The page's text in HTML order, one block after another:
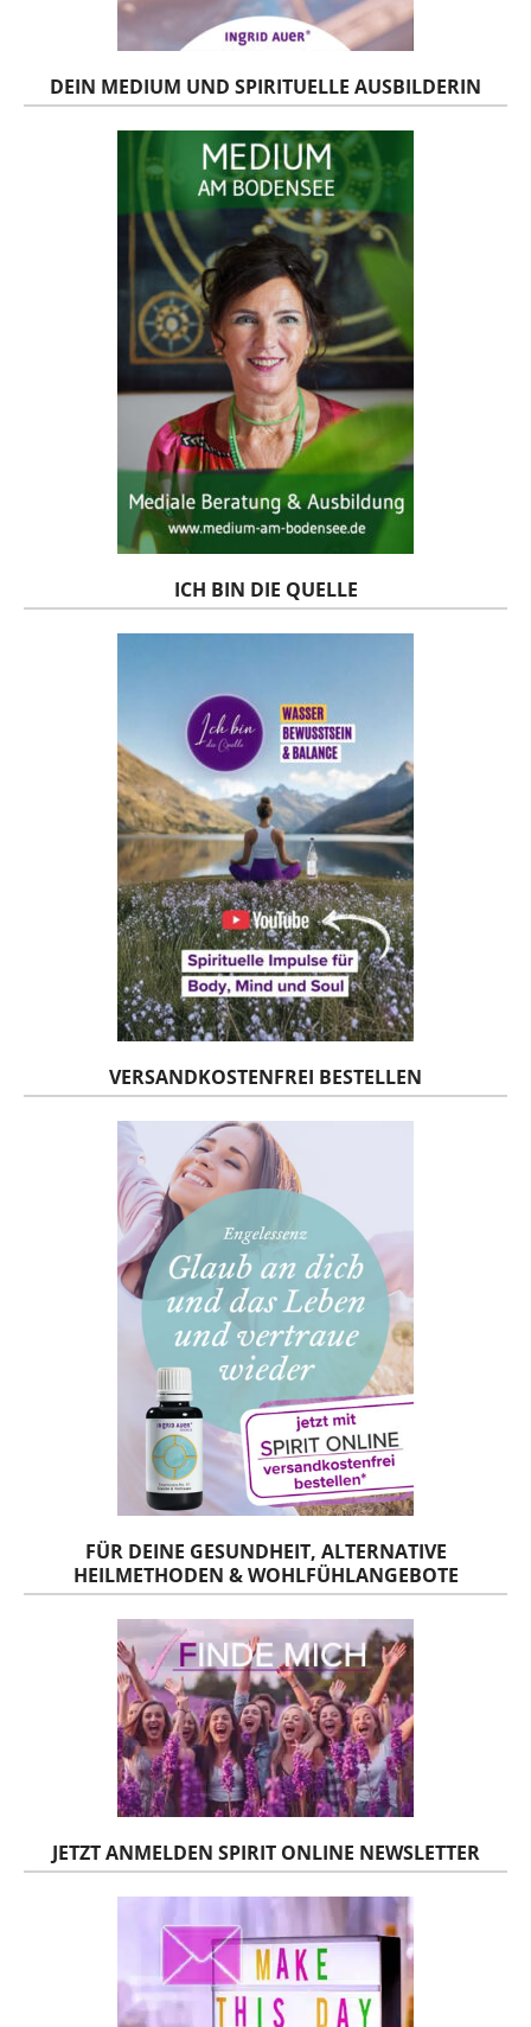
DEIN MEDIUM UND SPIRITUELLE AUSBILDERIN
ICH BIN DIE QUELLE
VERSANDKOSTENFREI BESTELLEN
FÜR DEINE GESUNDHEIT, ALTERNATIVE
HEILMETHODEN & WOHLFÜHLANGEBOTE
JETZT ANMELDEN SPIRIT ONLINE NEWSLETTER